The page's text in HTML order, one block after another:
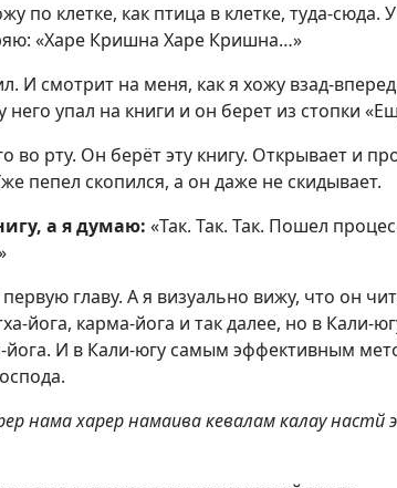
по клетке, как птица в клетке, туда-
«Харе Кришна Харе Кришна…»
И смотрит на меня, как я хожу взад-
него упал на книги и он берет из стопки
во рту. Он берёт эту книгу. Открывает и
пепел скопился, а он даже не скидывает.
а я думаю: «Так. Так. Так. Пошел
главу. А я визуально вижу, что он
йога, карма-йога и так далее, но в Кали-
йога. И в Кали-югу самым эффективным
нама харер намаива кевалам калау настй